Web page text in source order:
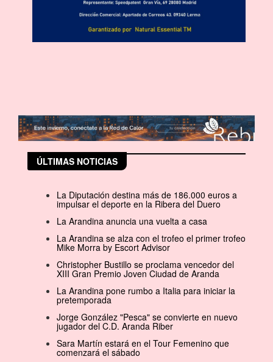
ÚLTIMAS NOTICIAS
La Diputación destina más de 186.000 euros a
impulsar el deporte en la Ribera del Duero
La Arandina anuncia una vuelta a casa
La Arandina se alza con el trofeo el primer trofeo
Mike Morra by Escort Advisor
Christopher Bustillo se proclama vencedor del
XIII Gran Premio Joven Ciudad de Aranda
La Arandina pone rumbo a Italia para iniciar la
pretemporada
Jorge González "Pesca" se convierte en nuevo
jugador del C.D. Aranda Riber
Sara Martín estará en el Tour Femenino que
comenzará el sábado